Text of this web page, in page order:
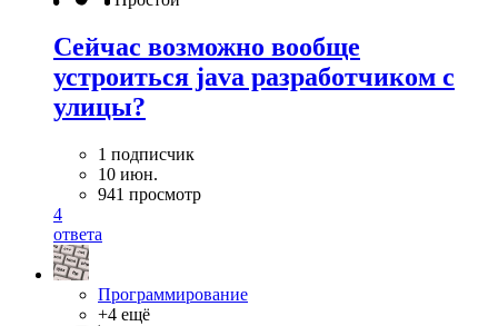
Сейчас возможно вообще
устроиться java разработчиком с
улицы?
1 подписчик
10 июн.
941 просмотр
4
ответа
Программирование
+4 ещё